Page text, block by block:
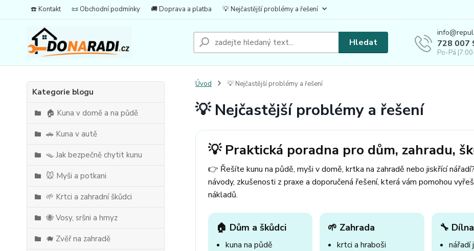
☎️ Kontakt 📜 Obchodní podmínky 🚚 Doprava a platba 💡 Nejčastější problémy a řešení
Hledat 728 007
Po-Pá
Kategorie blogu
🏠 Kuna v domě a na půdě
🚗 Kuna v autě
🪤 Jak bezpečně chytit kunu
🐭 Myši a potkani
🌱 Krtci a zahradní škůdci
🐝 Vosy, sršni a hmyz
🐗 Zvěř na zahradě
Úvod 💡 Nejčastější problémy a řešení
💡 Nejčastější problémy a řešení
💡 Praktická poradna pro dům, zahradu,
👉 Řešíte kunu na půdě, myši v domě, krtka na zahradě nebo jiskřící
návody, zkušenosti z praxe a doporučená řešení, která vám pomohou
nákladů.
🏠 Dům a škůdci
kuna na půdě
🌱 Zahrada
krtci a hraboši
🔧
nářadí